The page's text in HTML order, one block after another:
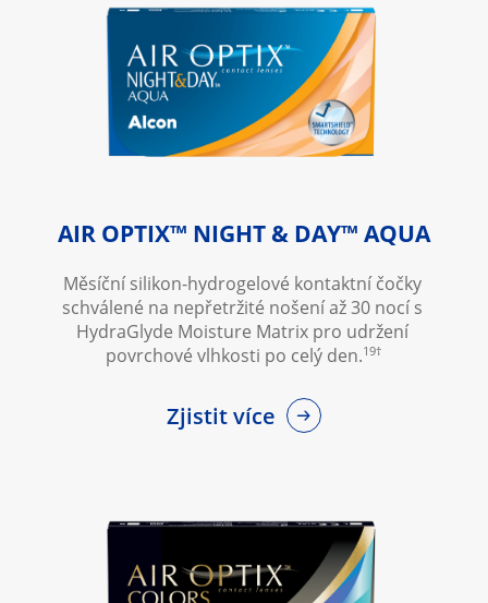
AIR OPTIX™ NIGHT & DAY™ AQUA
Měsíční silikon-hydrogelové kontaktní čočky
schválené na nepřetržité nošení až 30 nocí s
HydraGlyde Moisture Matrix pro udržení
povrchové vlhkosti po celý den.19†
Zjistit více